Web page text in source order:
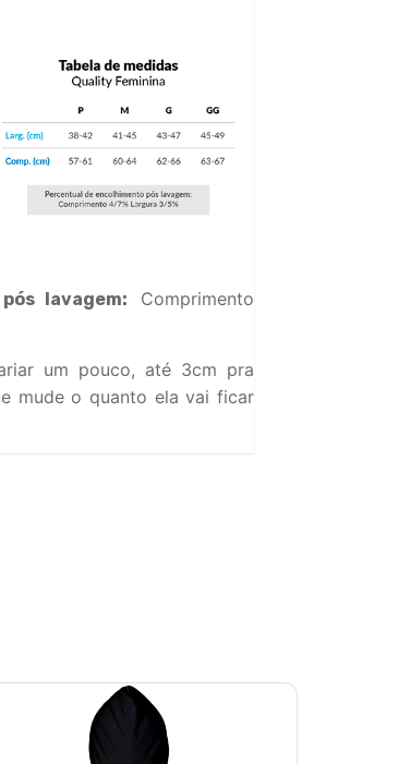
lavagem:
Comprimento
um pouco, até 3cm pra
mude o quanto ela vai ficar